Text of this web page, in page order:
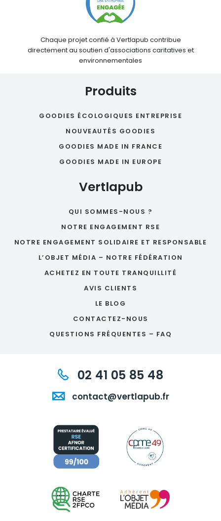
Chaque projet confié à Vertlapub contribue
directement au soutien d'associations caritatives et
environnementales
Produits
GOODIES ÉCOLOGIQUES ENTREPRISE
NOUVEAUTÉS GOODIES
GOODIES MADE IN FRANCE
GOODIES MADE IN EUROPE
Vertlapub
QUI SOMMES-NOUS ?
NOTRE ENGAGEMENT RSE
NOTRE ENGAGEMENT SOLIDAIRE ET RESPONSABLE
L’OBJET MÉDIA – NOTRE FÉDÉRATION
ACHETEZ EN TOUTE TRANQUILLITÉ
AVIS CLIENTS
LE BLOG
CONTACTEZ-NOUS
QUESTIONS FRÉQUENTES – FAQ
02 41 05 85 48
contact@vertlapub.fr